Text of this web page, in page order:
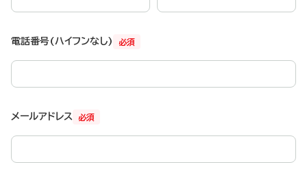
必須
電話番号(ハイフンなし)
必須
メールアドレス